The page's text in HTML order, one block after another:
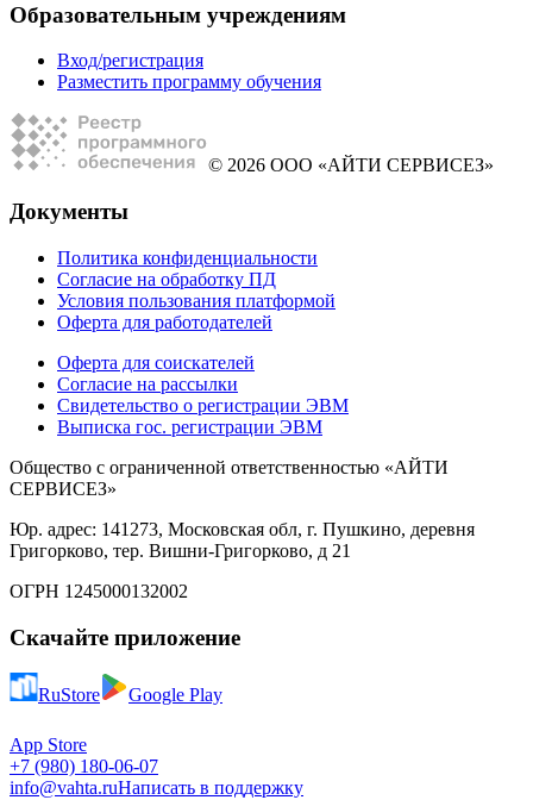
Образовательным учреждениям
Вход/регистрация
Разместить программу обучения
© 2026 ООО «АЙТИ СЕРВИСЕЗ»
Документы
Политика конфиденциальности
Согласие на обработку ПД
Условия пользования платформой
Оферта для работодателей
Оферта для соискателей
Согласие на рассылки
Свидетельство о регистрации ЭВМ
Выписка гос. регистрации ЭВМ
Общество с ограниченной ответственностью «АЙТИ
СЕРВИСЕЗ»
Юр. адрес: 141273, Московская обл, г. Пушкино, деревня
Григорково, тер. Вишни-Григорково, д 21
ОГРН 1245000132002
Скачайте приложение
RuStore Google Play
App Store
+7 (980) 180-06-07
info@vahta.ruНаписать в поддержку